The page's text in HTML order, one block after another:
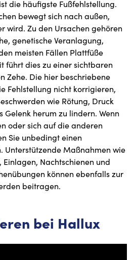
die häufigste Fußfehlstellung.
bewegt sich nach außen,
wird. Zu den Ursachen gehören
genetische Veranlagung,
meisten Fällen Plattfüße
führt dies zu einer sichtbaren
Zehe. Die hier beschriebene
Fehlstellung nicht korrigieren,
wie Rötung, Druck
Gelenk herum zu lindern. Wenn
oder sich auf die anderen
Sie unbedingt einen
Unterstützende Maßnahmen wie
Nachtschienen und
können ebenfalls zur
beitragen.
bei Hallux